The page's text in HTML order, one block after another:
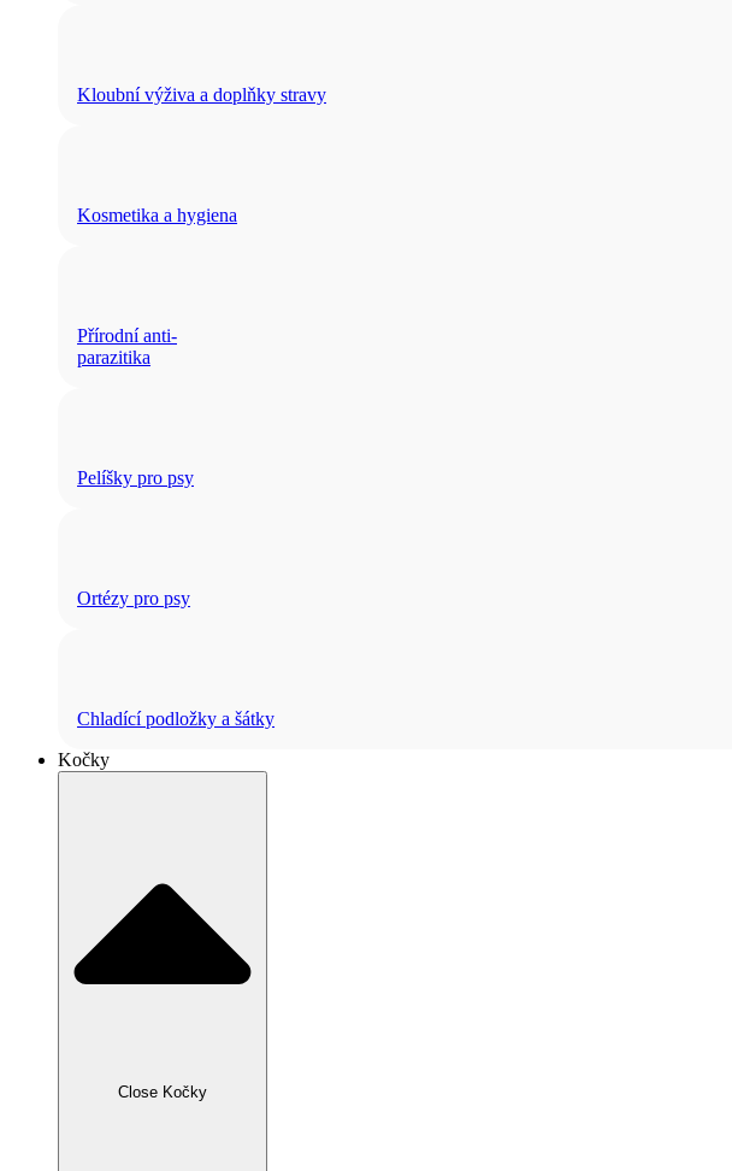
Kloubní výživa a doplňky stravy
Kosmetika a hygiena
Přírodní anti-
parazitika
Pelíšky pro psy
Ortézy pro psy
Chladící podložky a šátky
Kočky
Close Kočky